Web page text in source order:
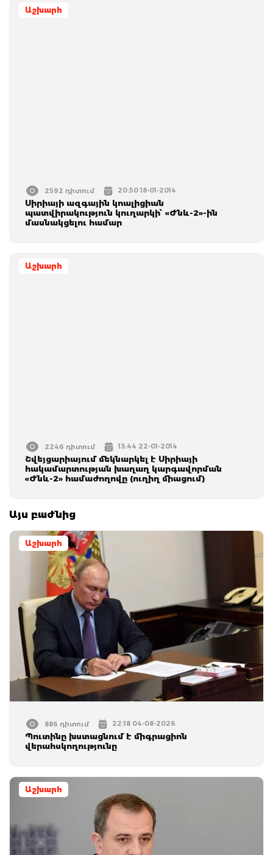
Աշխարհ
2592 դիտում 20:50 18-01-2014
Սիրիայի ազգային կոալիցիան
պատվիրակություն կուղարկի՝ «Ժնև-2»-ին
մասնակցելու համար
Աշխարհ
2246 դիտում 13:44 22-01-2014
Շվեյցարիայում մեկնարկել է Սիրիայի
հակամարտության խաղաղ կարգավորման
«Ժնև-2» համաժողովը (ուղիղ միացում)
Այս բաժնից
Աշխարհ
886 դիտում 22:18 04-08-2026
Պուտինը խստացնում է միգրացիոն
վերահսկողությունը
Աշխարհ